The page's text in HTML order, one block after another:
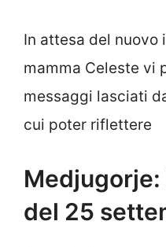
In attesa del nuovo
mamma Celeste vi
messaggi lasciati
cui poter riflettere
del 25